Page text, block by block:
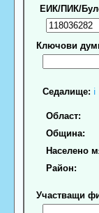
ЕИК/ПИК/
Ключови
Седалище: ℹ
Област:
Община:
Населено
Район:
Участващи